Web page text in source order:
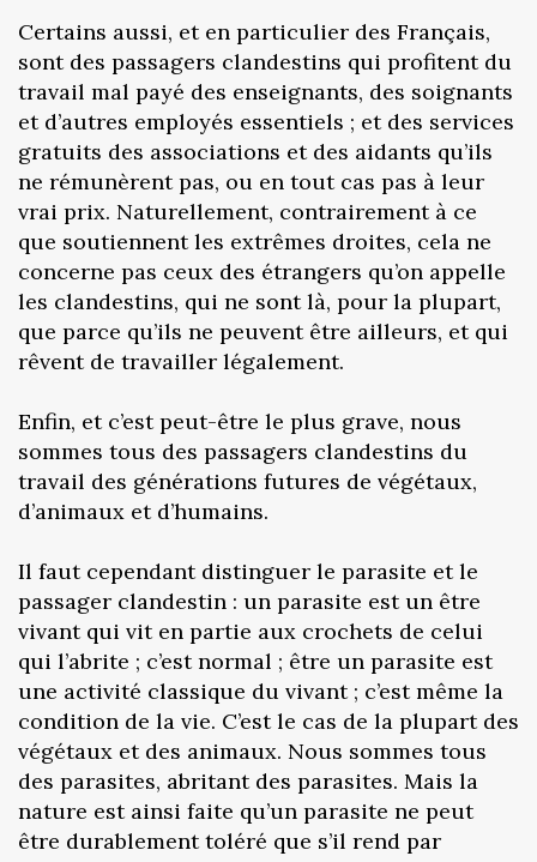
Certains aussi, et en particulier des Français,
sont des passagers clandestins qui profitent du
travail mal payé des enseignants, des soignants
et d’autres employés essentiels ; et des services
gratuits des associations et des aidants qu’ils
ne rémunèrent pas, ou en tout cas pas à leur
vrai prix. Naturellement, contrairement à ce
que soutiennent les extrêmes droites, cela ne
concerne pas ceux des étrangers qu’on appelle
les clandestins, qui ne sont là, pour la plupart,
que parce qu’ils ne peuvent être ailleurs, et qui
rêvent de travailler légalement.
Enfin, et c’est peut-être le plus grave, nous
sommes tous des passagers clandestins du
travail des générations futures de végétaux,
d’animaux et d’humains.
Il faut cependant distinguer le parasite et le
passager clandestin : un parasite est un être
vivant qui vit en partie aux crochets de celui
qui l’abrite ; c’est normal ; être un parasite est
une activité classique du vivant ; c’est même la
condition de la vie. C’est le cas de la plupart des
végétaux et des animaux. Nous sommes tous
des parasites, abritant des parasites. Mais la
nature est ainsi faite qu’un parasite ne peut
être durablement toléré que s’il rend par